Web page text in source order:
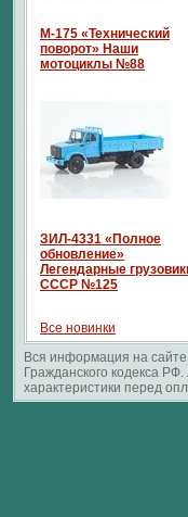
М-175 «Технический
поворот» Наши
мотоциклы №88
ЗИЛ-4331 «Полное
обновление»
Легендарные
СССР №125
Все новинки
Вся информация на
Гражданского кодекса
характеристики перед